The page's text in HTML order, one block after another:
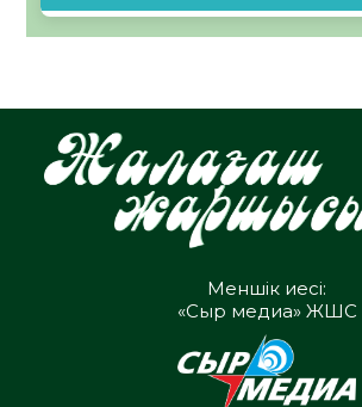
Меншік иесі:
«Сыр медиа» ЖШС